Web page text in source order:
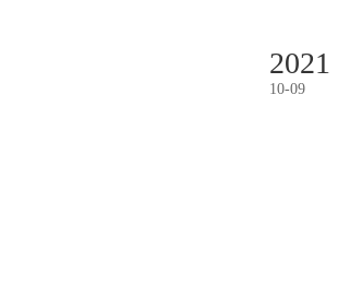
2021
10-09